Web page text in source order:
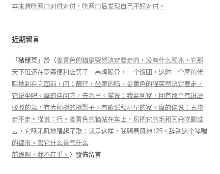
本来想吃两口对付对付，吃两口后发现自己不好对付。
近期留言
「 豬籠草 」於〈姜黄色的猫是突然決定要走的，没有什么预兆，它那
天下班还在罗森便利店买了一串鸡脆骨，一个饭团，这时一个摩的佬
呼地刹在它面前，问：靓仔，坐摩的吗。姜黄色的猫突然決定要走，
它说坐吧。摩的佬问它，去哪里。猫说：我要回家，回有那个有斑斑
驳驳的墙，有大杨树的树影子，有歌谣和星星的家。摩的佬说：五块
走不走。猫说：行。姜黄色的猫站在车上，风把它的毛和耳朵吹翻过
去，它哦吼吼地唱起了歌：就是这样，我骑着风神125，辞别这个哮喘
的都市。管它什么景气什么
前途啊，我不在乎。 〉發佈留言